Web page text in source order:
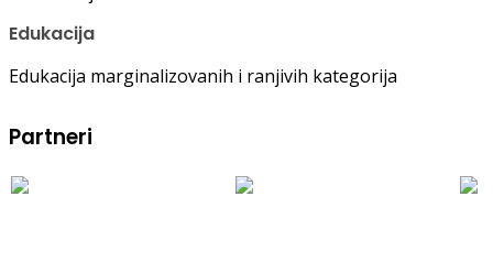
Edukacija
Edukacija marginalizovanih i ranjivih kategorija
Partneri